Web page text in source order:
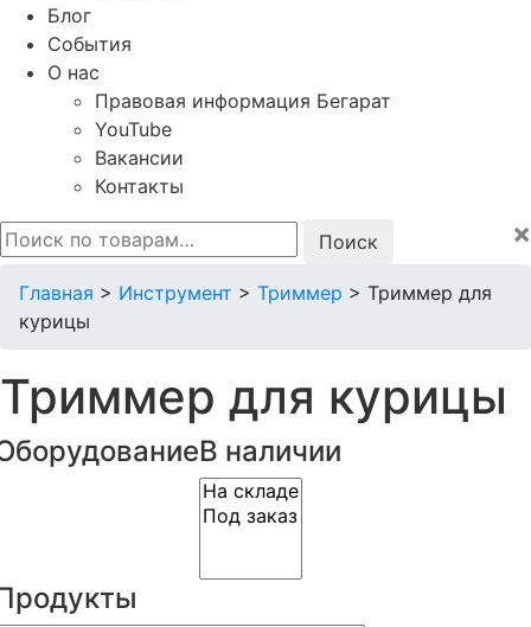
Блог
События
О нас
Правовая информация Бегарат
YouTube
Вакансии
Контакты
Искать:
×
Главная > Инструмент > Триммер > Триммер для
курицы
Триммер для курицы
В наличии